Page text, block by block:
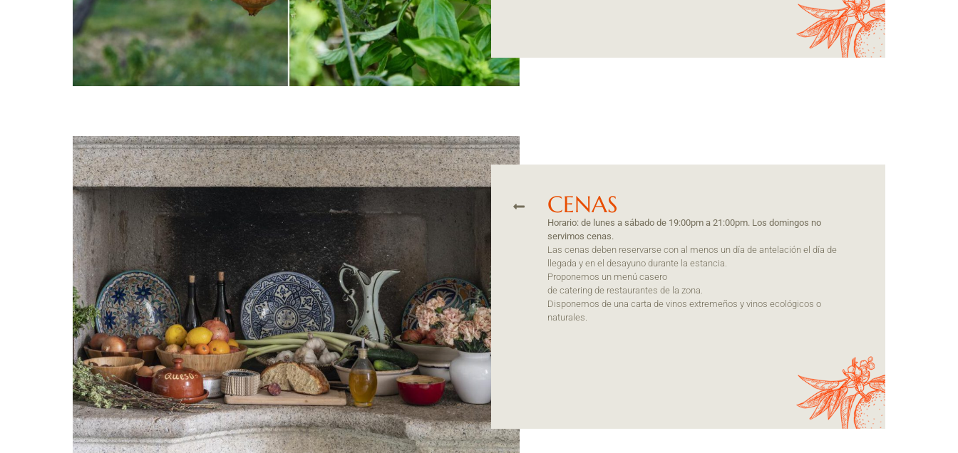
CENAS
Horario: de lunes a sábado de 19:00pm a 21:00pm. Los domingos no
servimos cenas.
Las cenas deben reservarse con al menos un día de antelación el día de
llegada y en el desayuno durante la estancia.
Proponemos un menú casero
de catering de restaurantes de la zona.
Disponemos de una carta de vinos extremeños y vinos ecológicos o
naturales.